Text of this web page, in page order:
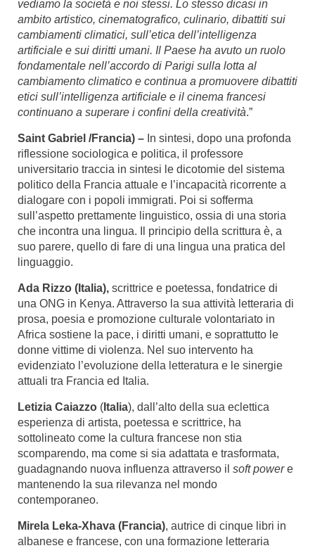
vediamo la società e noi stessi. Lo stesso dicasi in
ambito artistico, cinematografico, culinario, dibattiti sui
cambiamenti climatici, sull’etica dell’intelligenza
artificiale e sui diritti umani. Il Paese ha avuto un ruolo
fondamentale nell’accordo di Parigi sulla lotta al
cambiamento climatico e continua a promuovere dibattiti
etici sull’intelligenza artificiale e il cinema francesi
continuano a superare i confini della creatività.”
Saint Gabriel /Francia) – In sintesi, dopo una profonda
riflessione sociologica e politica, il professore
universitario traccia in sintesi le dicotomie del sistema
politico della Francia attuale e l’incapacità ricorrente a
dialogare con i popoli immigrati. Poi si sofferma
sull’aspetto prettamente linguistico, ossia di una storia
che incontra una lingua. Il principio della scrittura è, a
suo parere, quello di fare di una lingua una pratica del
linguaggio.
Ada Rizzo (Italia), scrittrice e poetessa, fondatrice di
una ONG in Kenya. Attraverso la sua attività letteraria di
prosa, poesia e promozione culturale volontariato in
Africa sostiene la pace, i diritti umani, e soprattutto le
donne vittime di violenza. Nel suo intervento ha
evidenziato l’evoluzione della letteratura e le sinergie
attuali tra Francia ed Italia.
Letizia Caiazzo ( Italia), dall’alto della sua eclettica
esperienza di artista, poetessa e scrittrice, ha
sottolineato come la cultura francese non stia
scomparendo, ma come si sia adattata e trasformata,
guadagnando nuova influenza attraverso il soft powere
mantenendo la sua rilevanza nel mondo
contemporaneo.
Mirela Leka-Xhava (Francia), autrice di cinque libri in
albanese e francese, con una formazione letteraria